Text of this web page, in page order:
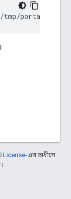
portal.bak
License-এর অধীনে